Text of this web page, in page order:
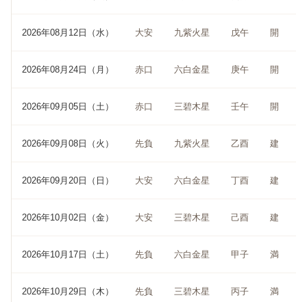
2026年08月12日（水） 大安 九紫火星 戊午 開
2026年08月24日（月） 赤口 六白金星 庚午 開
2026年09月05日（土） 赤口 三碧木星 壬午 開
2026年09月08日（火） 先負 九紫火星 乙酉 建
2026年09月20日（日） 大安 六白金星 丁酉 建
2026年10月02日（金） 大安 三碧木星 己酉 建
2026年10月17日（土） 先負 六白金星 甲子 満
2026年10月29日（木） 先負 三碧木星 丙子 満